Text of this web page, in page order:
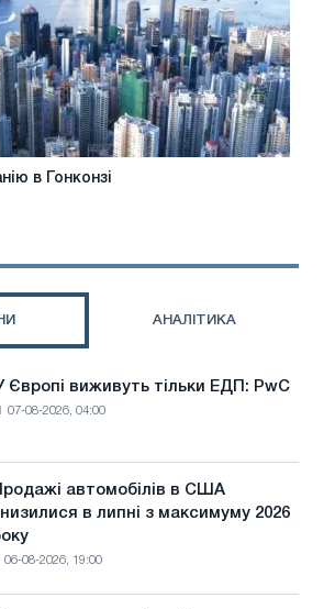
в Гонконзі
АНАЛІТИКА
Європі виживуть тільки ЕДП: PwC
07-08-2026, 04:00
автомобілів в США
в липні з максимуму 2026
06-08-2026, 19:00